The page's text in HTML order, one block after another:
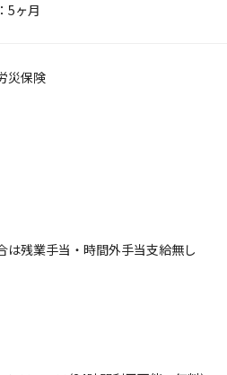
5ヶ月
災保険
は残業手当・時間外手当支給無し